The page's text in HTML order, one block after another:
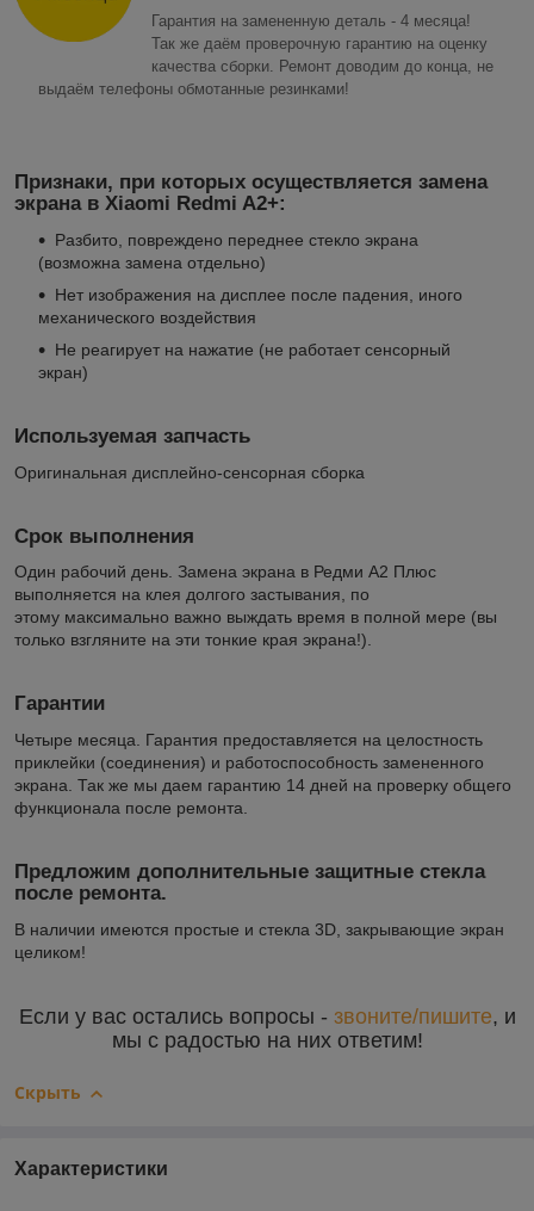
Гарантия на замененную деталь - 4 месяца!
Так же даём проверочную гарантию на оценку
качества сборки. Ремонт доводим до конца, не
выдаём телефоны обмотанные резинками!
Признаки, при которых осуществляется замена
экрана в Xiaomi Redmi A2+:
Разбито, повреждено переднее стекло экрана
(возможна замена отдельно)
Нет изображения на дисплее после падения, иного
механического воздействия
Не реагирует на нажатие (не работает сенсорный
экран)
Используемая запчасть
Оригинальная дисплейно-сенсорная сборка
Срок выполнения
Один рабочий день. Замена экрана в Редми А2 Плюс
выполняется на клея долгого застывания, по
этому максимально важно выждать время в полной мере (вы
только взгляните на эти тонкие края экрана!).
Гарантии
Четыре месяца. Гарантия предоставляется на целостность
приклейки (соединения) и работоспособность замененного
экрана. Так же мы даем гарантию 14 дней на проверку общего
функционала после ремонта.
Предложим дополнительные защитные стекла
после ремонта.
В наличии имеются простые и стекла 3D, закрывающие экран
целиком!
Если у вас остались вопросы - звоните/пишите, и
мы с радостью на них ответим!
Скрыть
Характеристики